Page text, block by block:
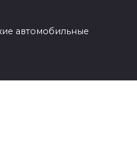
автомобильные